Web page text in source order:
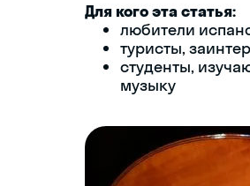
Для кого эта статья:
любители
туристы,
студенты,
музыку